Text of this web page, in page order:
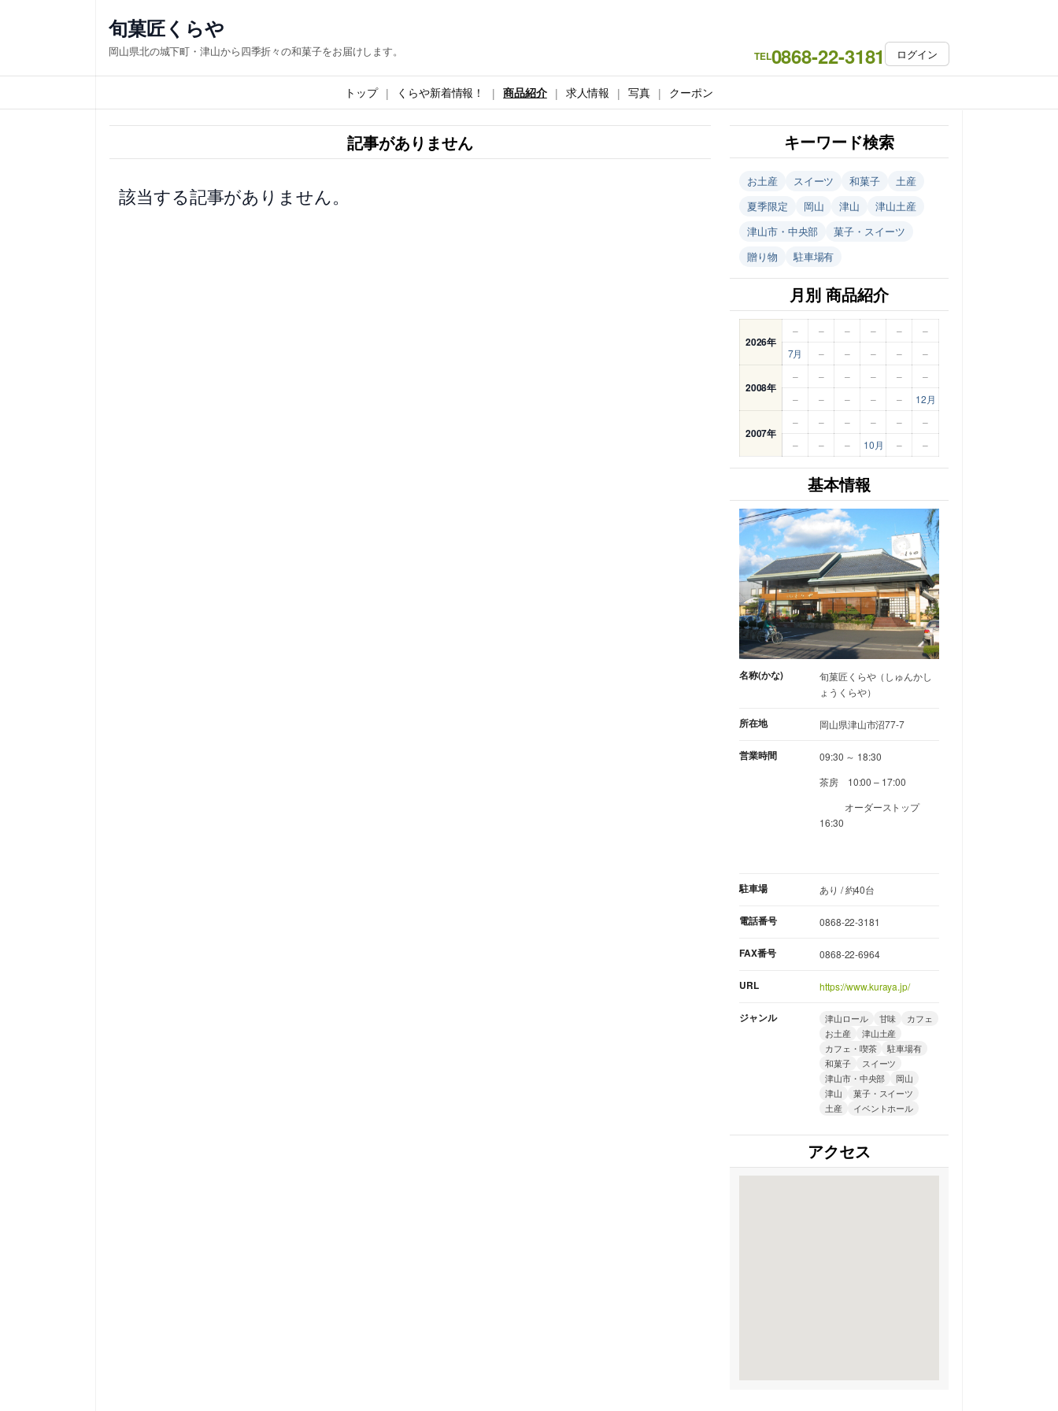
ス
キ
旬菓匠くらや
岡山県北の城下町・津山から四季折々の和菓子をお届けします。 TEL0868-22-3181 ログイン
トップ くらや新着情報！ 商品紹介 求人情報 写真 クーポン
記事がありません
該当する記事がありません。
キーワード検索
お土産 スイーツ 和菓子
土産
夏季限定
岡山 津山
津山土産
津山市・中央部
菓子・スイーツ
贈り物
駐車場有
月別 商品紹介
2026年
– – – – –
–
7月
– – – – –
2008年
– – – – –
–
–
– – – – 12月
2007年
– – – – –
–
–
– – 10月 – –
基本情報
名称(かな)
旬菓匠くらや（しゅんかし
ょうくらや）
所在地 岡山県津山市沼77-7
営業時間
09:30 ～ 18:30
茶房 10:00 – 17:00
オーダーストップ
16:30
駐車場 あり / 約40台
電話番号 0868-22-3181
FAX番号 0868-22-6964
URL https://www.kuraya.jp/
ジャンル 津山ロール 甘味
カフェ
お土産
津山土産
カフェ・喫茶
駐車場有
和菓子
スイーツ
津山市・中央部
岡山
津山
菓子・スイーツ
土産
イベントホール
アクセス